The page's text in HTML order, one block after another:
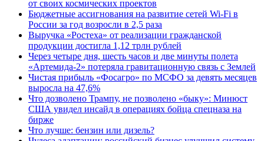
от своих космических проектов
Бюджетные ассигнования на развитие сетей Wi-Fi в
России за год возросли в 2,5 раза
Выручка «Ростеха» от реализации гражданской
продукции достигла 1,12 трлн рублей
Через четыре дня, шесть часов и две минуты полета
«Артемида-2» потеряла гравитационную связь с Землей
Чистая прибыль «Фосагро» по МСФО за девять месяцев
выросла на 47,6%
Что дозволено Трампу, не позволено «быку»: Минюст
США увидел инсайд в операциях бойца спецназа на
бирже
Что лучше: бензин или дизель?